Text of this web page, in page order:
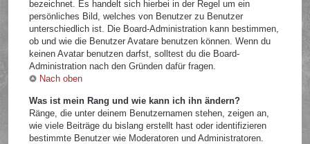
bezeichnet. Es handelt sich hierbei in der Regel um ein
persönliches Bild, welches von Benutzer zu Benutzer
unterschiedlich ist. Die Board-Administration kann bestimmen,
ob und wie die Benutzer Avatare benutzen können. Wenn du
keinen Avatar benutzen darfst, solltest du die Board-
Administration nach den Gründen dafür fragen.
Nach oben
Was ist mein Rang und wie kann ich ihn ändern?
Ränge, die unter deinem Benutzernamen stehen, zeigen an,
wie viele Beiträge du bislang erstellt hast oder identifizieren
bestimmte Benutzer wie Moderatoren und Administratoren.